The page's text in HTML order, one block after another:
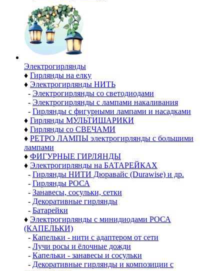
Электро­гирлянды
♦ Гирлянды на елку
♦ Электрогирлянды НИТЬ
- Электрогирлянды со светодиодами
- Электрогирлянды с лампами накаливания
- Гирлянды с фигурными лампами и насадками
♦ Гирлянды МУЛЬТИШАРИКИ
♦ Гирлянды со СВЕЧАМИ
♦ РЕТРО ЛАМПЫ электрогирлянды с большими
лампами
♦ ФИГУРНЫЕ ГИРЛЯНДЫ
♦ Электрогирлянды на БАТАРЕЙКАХ
- Гирлянды НИТИ Дюравайс (Durawise) и др.
- Гирлянды РОСА
- Занавесы, сосульки, сетки
- Декоративные гирлянды
- Батарейки
♦ Электрогирлянды с минидиодами РОСА
(КАПЕЛЬКИ)
- Капельки - нити с адаптером от сети
- Лучи росы и ёлочные дожди
- Капельки - занавесы и сосульки
- Декоративные гирлянды и композиции с